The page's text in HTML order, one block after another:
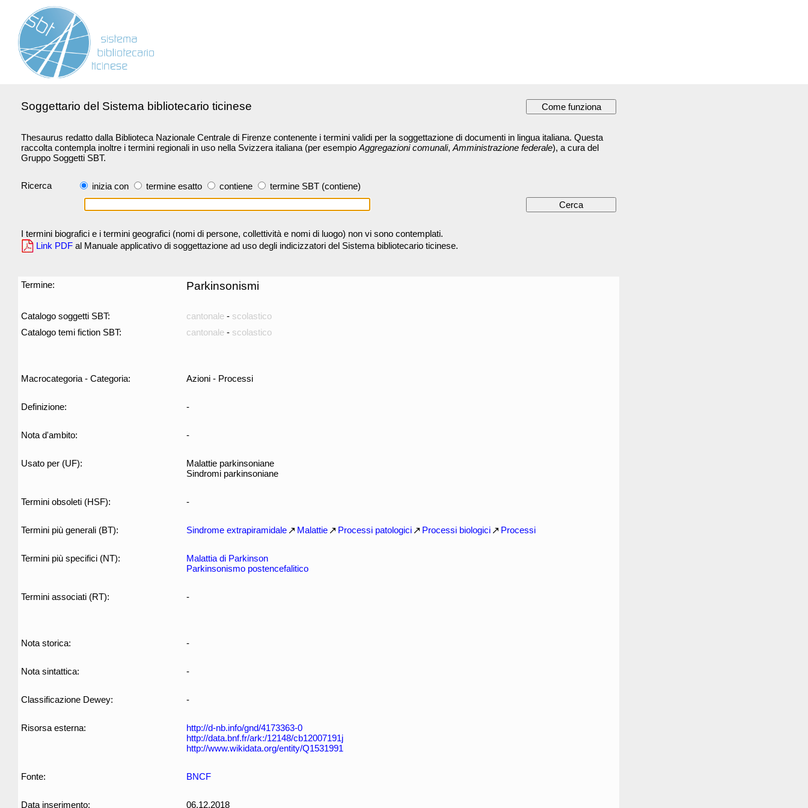
Soggettario del Sistema bibliotecario ticinese
Thesaurus redatto dalla Biblioteca Nazionale Centrale di Firenze contenente i termini validi per la soggettazione di documenti in lingua italiana. Questa
raccolta contempla inoltre i termini regionali in uso nella Svizzera italiana (per esempio Aggregazioni comunali, Amministrazione federale), a cura del
Gruppo Soggetti SBT.
Ricerca inizia con termine esatto contiene termine SBT (contiene)
I termini biografici e i termini geografici (nomi di persone, collettività e nomi di luogo) non vi sono contemplati.
Link PDF al Manuale applicativo di soggettazione ad uso degli indicizzatori del Sistema bibliotecario ticinese.
Termine: Parkinsonismi
Catalogo soggetti SBT: cantonale - scolastico
Catalogo temi fiction SBT:
cantonale - scolastico
Macrocategoria - Categoria: Azioni - Processi
Definizione: -
Nota d'ambito: -
Usato per (UF):
Malattie parkinsoniane
Sindromi parkinsoniane
Termini obsoleti (HSF): -
Termini più generali (BT): Sindrome extrapiramidale Malattie Processi patologici Processi biologici Processi
Termini più specifici (NT):
Malattia di Parkinson
Parkinsonismo postencefalitico
Termini associati (RT): -
Nota storica: -
Nota sintattica: -
Classificazione Dewey: -
Risorsa esterna:
http://d-nb.info/gnd/4173363-0
http://data.bnf.fr/ark:/12148/cb12007191j
http://www.wikidata.org/entity/Q1531991
Fonte: BNCF
Data inserimento: 06.12.2018